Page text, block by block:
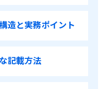
造と実務ポイント
記載方法